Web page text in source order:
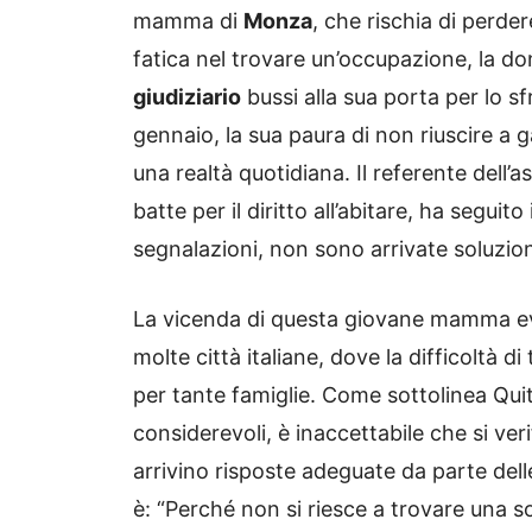
mamma di Monza, che rischia di
fatica nel trovare un’occupazione, la
giudiziario bussi alla sua porta per lo
gennaio, la sua paura di non riuscire a
una realtà quotidiana. Il referente
batte per il diritto all’abitare, ha
segnalazioni, non sono arrivate
La vicenda di questa giovane mamma
molte città italiane, dove la difficoltà di
per tante famiglie. Come sottolinea
considerevoli, è inaccettabile che si
arrivino risposte adeguate da parte
è: “Perché non si riesce a trovare una